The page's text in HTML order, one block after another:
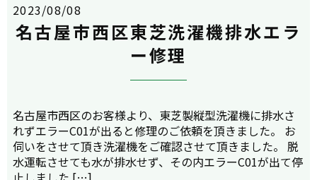
2023/08/08
名古屋市西区東芝洗濯機排水エラ
ー修理
名古屋市西区のお客様より、東芝製縦型洗濯機に排水さ
れずエラーC01が出ると修理のご依頼を頂きました。 お
伺いをさせて頂き洗濯機をご確認させて頂きました。 脱
水運転させても水が排水せず、その内エラーC01が出て停